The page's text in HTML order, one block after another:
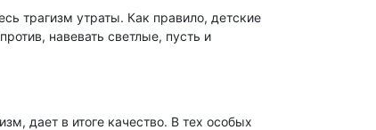
трагизм утраты. Как правило, детские
навевать светлые, пусть и
дает в итоге качество. В тех особых